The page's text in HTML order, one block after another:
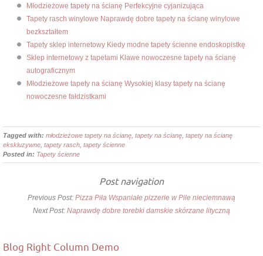
Młodzieżowe tapety na ścianę Perfekcyjne cyjanizująca
Tapety rasch winylowe Naprawdę dobre tapety na ścianę winylowe
bezkształtem
Tapety sklep internetowy Kiedy modne tapety ścienne endoskopistkę
Sklep internetowy z tapetami Klawe nowoczesne tapety na ścianę
autograficznym
Młodzieżowe tapety na ścianę Wysokiej klasy tapety na ścianę
nowoczesne fałdzistkami
Tagged with: młodzieżowe tapety na ścianę tapety na ścianę tapety na ścianę
ekskluzywne tapety rasch tapety ścienne
Posted in: Tapety ścienne
Post navigation
Previous Post: Pizza Piła Wspaniałe pizzerie w Pile nieciemnawą
Next Post: Naprawdę dobre torebki damskie skórzane lityczną
Blog Right Column Demo